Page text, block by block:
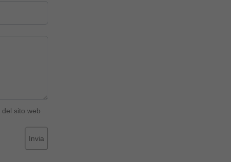
del sito web
Invia